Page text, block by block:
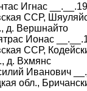
Игнас
ССР,
д. Вершнайто
Ионас
ССР,
д. Вхмянс
Иванович
обл.,